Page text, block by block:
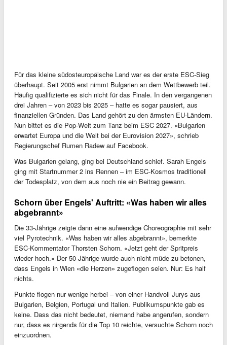
Für das kleine südosteuropäische Land war es der erste ESC-Sieg
überhaupt. Seit 2005 erst nimmt Bulgarien an dem Wettbewerb teil.
Häufig qualifizierte es sich nicht für das Finale. In den vergangenen
drei Jahren – von 2023 bis 2025 – hatte es sogar pausiert, aus
finanziellen Gründen. Das Land gehört zu den ärmsten EU-Ländern.
Nun bittet es die Pop-Welt zum Tanz beim ESC 2027. «Bulgarien
erwartet Europa und die Welt bei der Eurovision 2027», schrieb
Regierungschef Rumen Radew auf Facebook.
Was Bulgarien gelang, ging bei Deutschland schief. Sarah Engels
ging mit Startnummer 2 ins Rennen – im ESC-Kosmos traditionell
der Todesplatz, von dem aus noch nie ein Beitrag gewann.
Schorn über Engels' Auftritt: «Was haben wir alles
abgebrannt»
Die 33-Jährige zeigte dann eine aufwendige Choreographie mit sehr
viel Pyrotechnik. «Was haben wir alles abgebrannt», bemerkte
ESC-Kommentator Thorsten Schorn. «Jetzt geht der Spritpreis
wieder hoch.» Der 50-Jährige wurde auch nicht müde zu betonen,
dass Engels in Wien «die Herzen» zugeflogen seien. Nur: Es half
nichts.
Punkte flogen nur wenige herbei – von einer Handvoll Jurys aus
Bulgarien, Belgien, Portugal und Italien. Publikumspunkte gab es
keine. Dass das nicht bedeutet, niemand habe angerufen, sondern
nur, dass es nirgends für die Top 10 reichte, versuchte Schorn noch
einzuordnen.